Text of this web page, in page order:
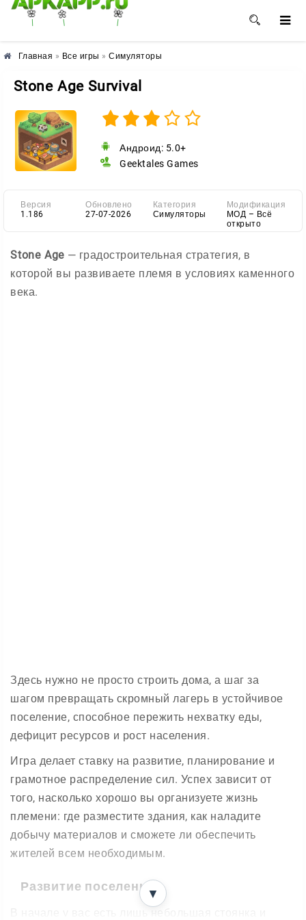
🌸 🌼 🌺
Главная » Все игры » Симуляторы
Stone Age Survival
Андроид: 5.0+
Geektales Games
Версия
1.186
Обновлено
27-07-2026
Категория
Симуляторы
Модификация
МОД – Всё
открыто
Stone Age — градостроительная стратегия, в
которой вы развиваете племя в условиях каменного
века.
Здесь нужно не просто строить дома, а шаг за
шагом превращать скромный лагерь в устойчивое
поселение, способное пережить нехватку еды,
дефицит ресурсов и рост населения.
Игра делает ставку на развитие, планирование и
грамотное распределение сил. Успех зависит от
того, насколько хорошо вы организуете жизнь
племени: где разместите здания, как наладите
добычу материалов и сможете ли обеспечить
жителей всем необходимым.
Развитие поселения
▼